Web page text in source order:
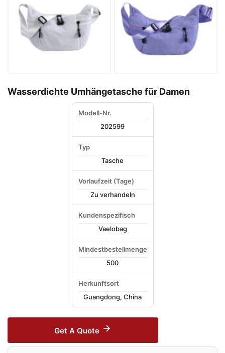
Wasserdichte Umhängetasche für Damen
Modell-Nr.
202599
Typ
Tasche
Vorlaufzeit (Tage)
Zu verhandeln
Kundenspezifisch
Vaelobag
Mindestbestellmenge
500
Herkunftsort
Guangdong, China
Get A Quote